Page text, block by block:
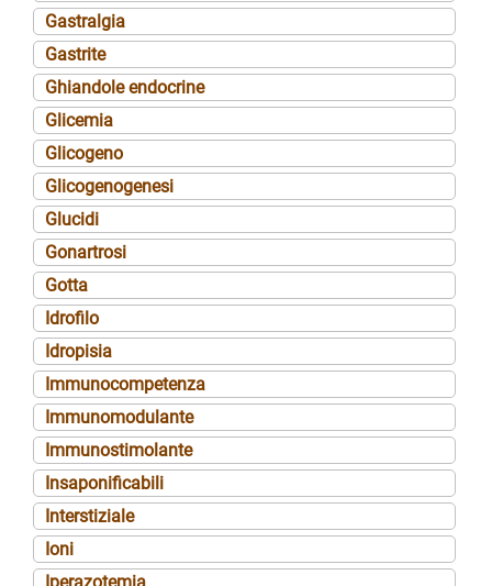
Gastralgia
Gastrite
Ghiandole endocrine
Glicemia
Glicogeno
Glicogenogenesi
Glucidi
Gonartrosi
Gotta
Idrofilo
Idropisia
Immunocompetenza
Immunomodulante
Immunostimolante
Insaponificabili
Interstiziale
Ioni